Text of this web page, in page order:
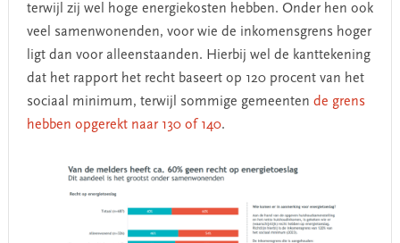
terwijl zij wel hoge energiekosten hebben. Onder hen ook
veel samenwonenden, voor wie de inkomensgrens hoger
ligt dan voor alleenstaanden. Hierbij wel de kanttekening
dat het rapport het recht baseert op 120 procent van het
sociaal minimum, terwijl sommige gemeenten de grens
hebben opgerekt naar 130 of 140.